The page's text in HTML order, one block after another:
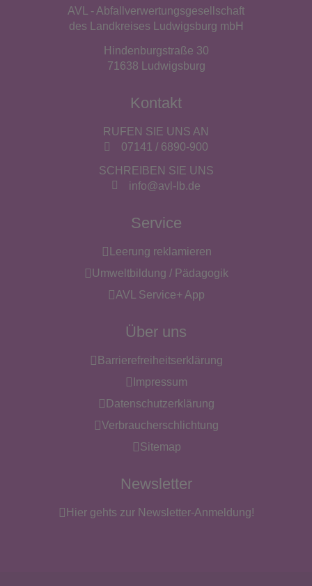
AVL - Abfallverwertungsgesellschaft
des Landkreises Ludwigsburg mbH
Hindenburgstraße 30
71638 Ludwigsburg
Kontakt
RUFEN SIE UNS AN
07141 / 6890-900
SCHREIBEN SIE UNS
info@avl-lb.de
Service
Leerung reklamieren
Umweltbildung / Pädagogik
AVL Service+ App
Über uns
Barrierefreiheitserklärung
Impressum
Datenschutzerklärung
Verbraucherschlichtung
Sitemap
Newsletter
Hier gehts zur Newsletter-Anmeldung!